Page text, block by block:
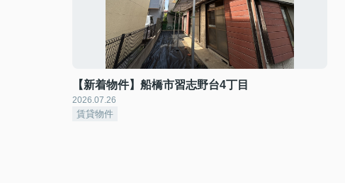
【新着物件】船橋市習志野台4丁目
2026.07.26
賃貸物件